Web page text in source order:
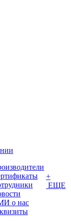
о нас
+
ЕЩЕ